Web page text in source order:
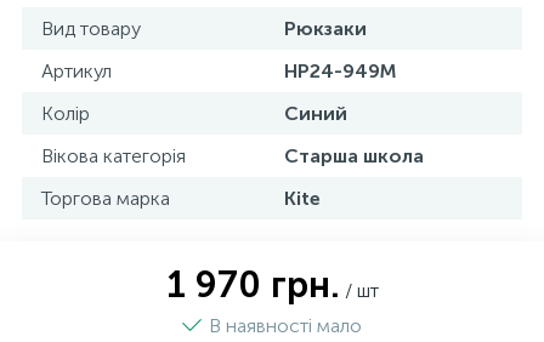
Вид товару
Рюкзаки
Артикул
HP24-949M
Колір
Синий
Вікова категорія
Старша школа
Торгова марка
Kite
1 970 грн. / шт
В наявності мало